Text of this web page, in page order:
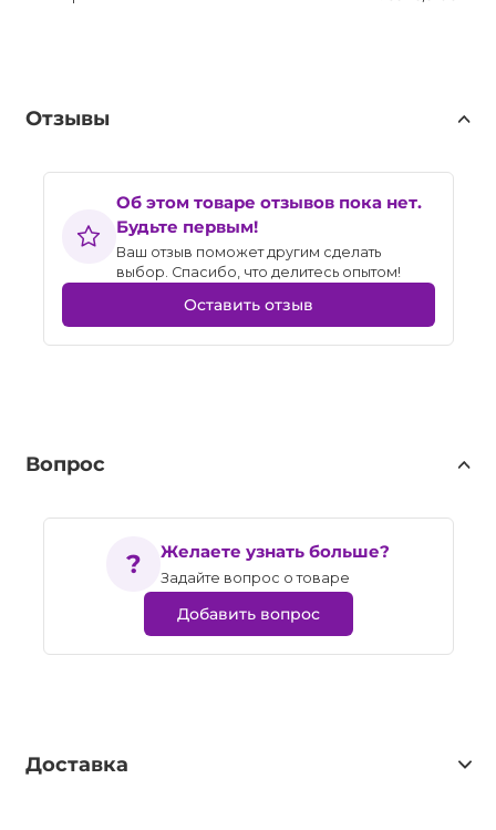
Отзывы
Об этом товаре отзывов пока нет.
Будьте первым!
Ваш отзыв поможет другим сделать
выбор. Спасибо, что делитесь опытом!
Оставить отзыв
Вопрос
Желаете узнать больше?
Задайте вопрос о товаре
Добавить вопрос
Доставка